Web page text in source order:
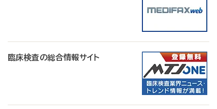
臨床検査の総合情報サイト